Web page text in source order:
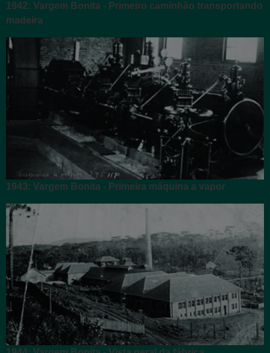
1942: Vargem Bonita - Primeiro caminhão transportando
madeira
1943: Vargem Bonita - Primeira máquina a vapor